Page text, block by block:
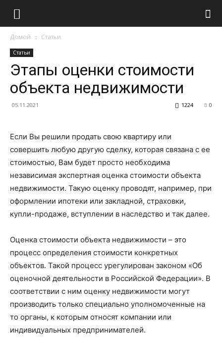
Домой Статьи
Статьи
Этапы оценки стоимости
объекта недвижимости
05.11.2021 0
1224
Если Вы решили продать свою квартиру или
совершить любую другую сделку, которая связана с ее
стоимостью, Вам будет просто необходима
независимая экспертная оценка стоимости объекта
недвижимости. Такую оценку проводят, например, при
оформлении ипотеки или закладной, страховки,
купли-продаже, вступлении в наследство и так далее.
Оценка стоимости объекта недвижимости – это
процесс определения стоимости конкретных
объектов. Такой процесс урегулирован законом «Об
оценочной деятельности в Российской Федерации». В
соответствии с ним оценку недвижимости могут
производить только специально уполномоченные на
то органы, к которым относят компании или
индивидуальных предпринимателей.